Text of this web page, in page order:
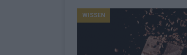
[ Mai 2026 ] ESC-
KOMMENTAR
[ Mai 2026 ] „Douze
WISSEN